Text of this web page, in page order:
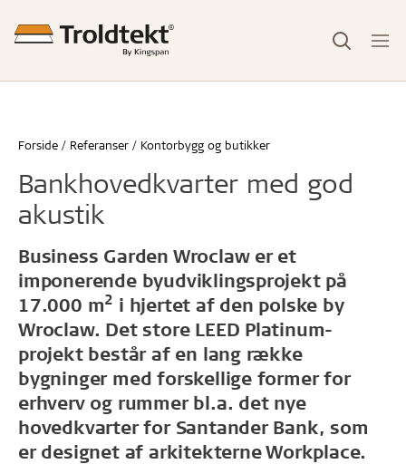
Forside Referanser Kontorbygg og butikker
Bankhovedkvarter med god
akustik
Business Garden Wroclaw er et
imponerende byudviklingsprojekt på
17.000 m2 i hjertet af den polske by
Wroclaw. Det store LEED Platinum-
projekt består af en lang række
bygninger med forskellige former for
erhverv og rummer bl.a. det nye
hovedkvarter for Santander Bank, som
er designet af arkitekterne Workplace.